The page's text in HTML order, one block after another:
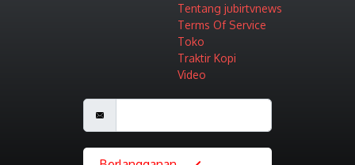
Tentang jubirtvnews
Terms Of Service
Toko
Traktir Kopi
Video